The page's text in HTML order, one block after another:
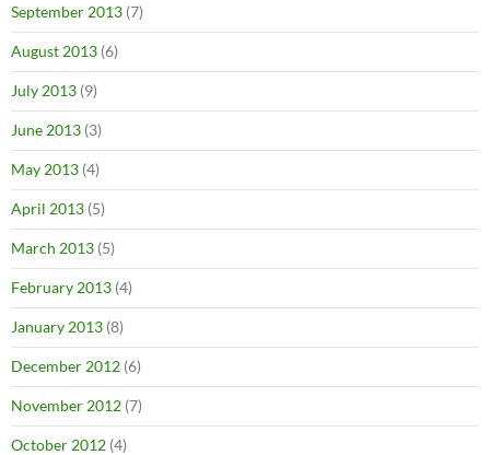
September 2013 (7)
August 2013 (6)
July 2013 (9)
June 2013 (3)
May 2013 (4)
April 2013 (5)
March 2013 (5)
February 2013 (4)
January 2013 (8)
December 2012 (6)
November 2012 (7)
October 2012 (4)